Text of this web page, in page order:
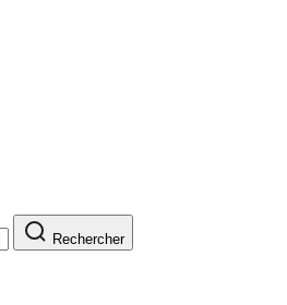
Rechercher